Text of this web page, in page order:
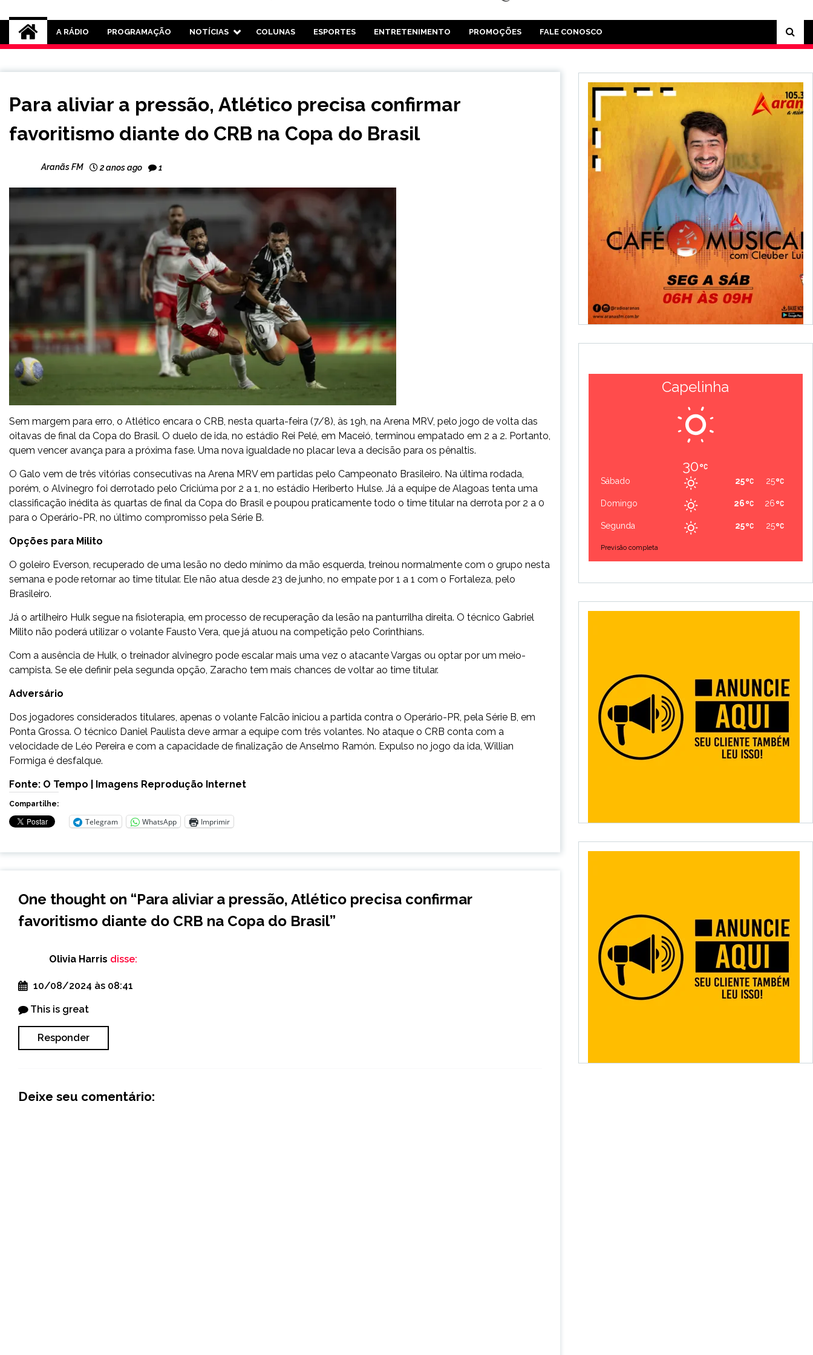
Rádio Aranãs 105.3
A RÁDIO PROGRAMAÇÃO NOTÍCIAS COLUNAS ESPORTES ENTRETENIMENTO PROMOÇÕES FALE CONOSCO
Para aliviar a pressão, Atlético precisa confirmar
favoritismo diante do CRB na Copa do Brasil
Aranãs FM 2 anos ago 1
Sem margem para erro, o Atlético encara o CRB, nesta quarta-feira (7/8), às 19h, na Arena MRV, pelo jogo de volta das
oitavas de final da Copa do Brasil. O duelo de ida, no estádio Rei Pelé, em Maceió, terminou empatado em 2 a 2. Portanto,
quem vencer avança para a próxima fase. Uma nova igualdade no placar leva a decisão para os pênaltis.
O Galo vem de três vitórias consecutivas na Arena MRV em partidas pelo Campeonato Brasileiro. Na última rodada,
porém, o Alvinegro foi derrotado pelo Criciúma por 2 a 1, no estádio Heriberto Hulse. Já a equipe de Alagoas tenta uma
classificação inédita às quartas de final da Copa do Brasil e poupou praticamente todo o time titular na derrota por 2 a 0
para o Operário-PR, no último compromisso pela Série B.
Opções para Milito
O goleiro Everson, recuperado de uma lesão no dedo mínimo da mão esquerda, treinou normalmente com o grupo nesta
semana e pode retornar ao time titular. Ele não atua desde 23 de junho, no empate por 1 a 1 com o Fortaleza, pelo
Brasileiro.
Já o artilheiro Hulk segue na fisioterapia, em processo de recuperação da lesão na panturrilha direita. O técnico Gabriel
Milito não poderá utilizar o volante Fausto Vera, que já atuou na competição pelo Corinthians.
Com a ausência de Hulk, o treinador alvinegro pode escalar mais uma vez o atacante Vargas ou optar por um meio-
campista. Se ele definir pela segunda opção, Zaracho tem mais chances de voltar ao time titular.
Adversário
Dos jogadores considerados titulares, apenas o volante Falcão iniciou a partida contra o Operário-PR, pela Série B, em
Ponta Grossa. O técnico Daniel Paulista deve armar a equipe com três volantes. No ataque o CRB conta com a
velocidade de Léo Pereira e com a capacidade de finalização de Anselmo Ramón. Expulso no jogo da ida, Willian
Formiga é desfalque.
Fonte: O Tempo | Imagens Reprodução Internet
Compartilhe:
Telegram WhatsApp Imprimir
One thought on “Para aliviar a pressão, Atlético precisa confirmar
favoritismo diante do CRB na Copa do Brasil”
Olivia Harris disse:
10/08/2024 às 08:41
This is great
Responder
Deixe seu comentário:
Capelinha
30
Sábado 25
25
Domingo 26
26
Segunda 25
25
Previsão completa